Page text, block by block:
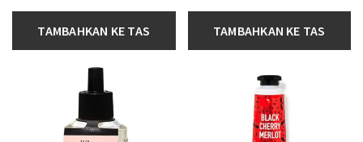
TAMBAHKAN KE TAS TAMBAHKAN KE TAS